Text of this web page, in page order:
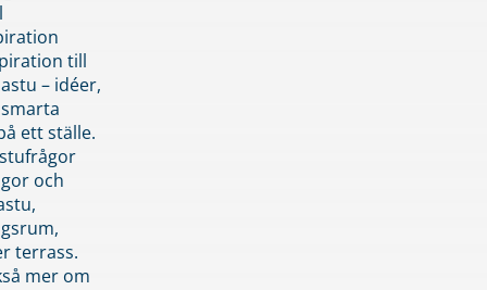
till
– idéer,
ett ställe.
och
terrass.
mer om